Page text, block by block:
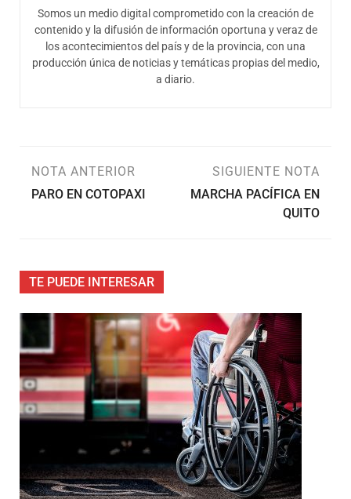
Somos un medio digital comprometido con la creación de
contenido y la difusión de información oportuna y veraz de
los acontecimientos del país y de la provincia, con una
producción única de noticias y temáticas propias del medio,
a diario.
NOTA ANTERIOR
PARO EN COTOPAXI
SIGUIENTE NOTA
MARCHA PACÍFICA EN
QUITO
TE PUEDE INTERESAR